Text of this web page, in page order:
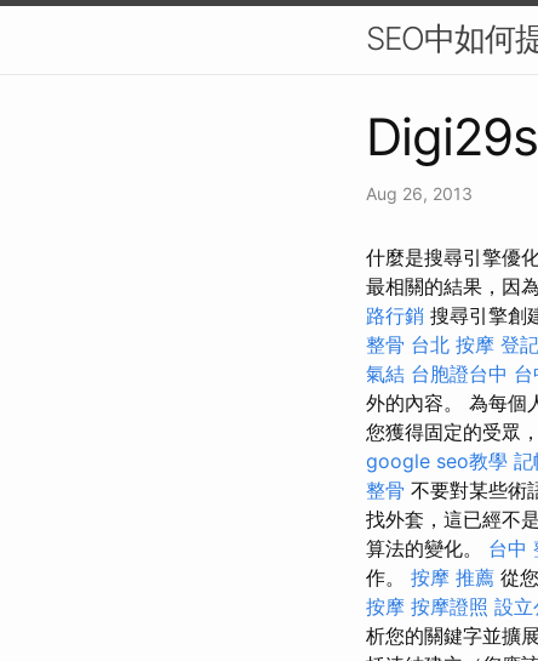
SEO中如何
Aug 26, 2013
什麼是搜尋引擎優
最相關的結果，因
路行銷 搜尋引擎創
整骨 台北 按摩 登
氣結 台胞證台中
外的內容。 為每個
您獲得固定的受眾
google seo教學 記
整骨 不要對某些術
找外套，這已經不
算法的變化。 台中
作。 按摩 推薦 從
按摩 按摩證照 設立
析您的關鍵字並擴